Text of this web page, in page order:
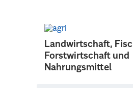
Landwirtschaft,
Forstwirtschaft und
Nahrungsmittel